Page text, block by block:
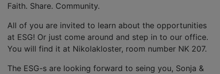
Faith. Share. Community.
All of you are invited to learn about the opportunities
at ESG! Or just come around and step in to our office.
You will find it at Nikolakloster, room number NK 207.
The ESG-s are looking forward to seing you, Sonja &